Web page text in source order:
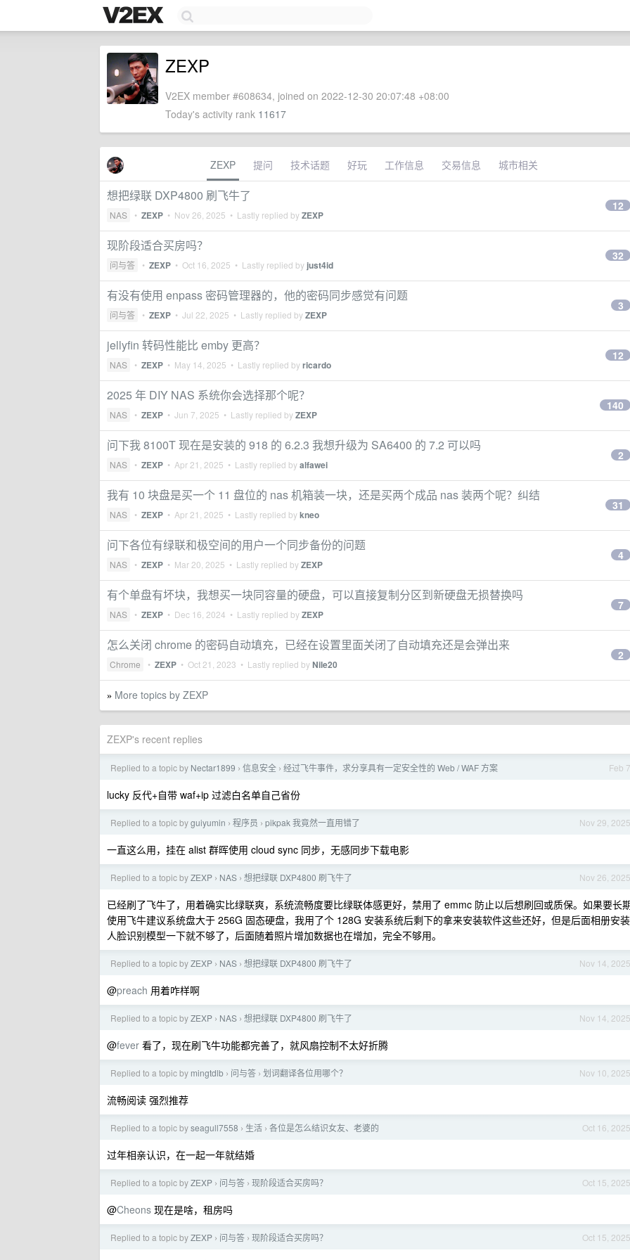
ZEXP
V2EX member #608634, joined on 2022-12-30 20:07:48 +08:00
Today's activity rank 11617
ZEXP 提问 技术话题 好玩 工作信息 交易信息 城市相关
想把绿联 DXP4800 刷飞牛了
NAS • ZEXP • Nov 26, 2025 • Lastly replied byZEXP
12
现阶段适合买房吗？
问与答 • ZEXP • Oct 16, 2025 • Lastly replied by just4id
32
有没有使用 enpass 密码管理器的，他的密码同步感觉有问题
问与答 • ZEXP • Jul 22, 2025 • Lastly replied byZEXP
3
jellyfin 转码性能比 emby 更高？
NAS • ZEXP • May 14, 2025 • Lastly replied byricardo
12
2025 年 DIY NAS 系统你会选择那个呢？
NAS • ZEXP • Jun 7, 2025 • Lastly replied byZEXP
140
问下我 8100T 现在是安装的 918 的 6.2.3 我想升级为 SA6400 的 7.2 可以吗
NAS • ZEXP • Apr 21, 2025 • Lastly replied byalfawei
2
我有 10 块盘是买一个 11 盘位的 nas 机箱装一块，还是买两个成品 nas 装两个呢？纠结
NAS • ZEXP • Apr 21, 2025 • Lastly replied bykneo
31
问下各位有绿联和极空间的用户一个同步备份的问题
NAS • ZEXP • Mar 20, 2025 • Lastly replied byZEXP
4
有个单盘有坏块，我想买一块同容量的硬盘，可以直接复制分区到新硬盘无损替换吗
NAS • ZEXP • Dec 16, 2024 • Lastly replied byZEXP
7
怎么关闭 chrome 的密码自动填充，已经在设置里面关闭了自动填充还是会弹出来
Chrome • ZEXP • Oct 21, 2023 • Lastly replied byNile20
2
» More topics by ZEXP
ZEXP's recent replies
Feb 7
Replied to a topic by Nectar1899 › 信息安全 › 经过飞牛事件，求分享具有一定安全性的 Web / WAF 方案
lucky 反代+自带 waf+ip 过滤白名单自己省份
Nov 29, 2025
Replied to a topic byguiyumin › 程序员 › pikpak 我竟然一直用错了
一直这么用，挂在 alist 群晖使用 cloud sync 同步，无感同步下载电影
Nov 26, 2025
Replied to a topic byZEXP › NAS › 想把绿联 DXP4800 刷飞牛了
已经刷了飞牛了，用着确实比绿联爽，系统流畅度要比绿联体感更好，禁用了 emmc 防止以后想刷回或质保。如果要长
使用飞牛建议系统盘大于 256G 固态硬盘，我用了个 128G 安装系统后剩下的拿来安装软件这些还好，但是后面相册安装
人脸识别模型一下就不够了，后面随着照片增加数据也在增加，完全不够用。
Nov 14, 2025
Replied to a topic byZEXP › NAS › 想把绿联 DXP4800 刷飞牛了
@preach 用着咋样啊
Nov 14, 2025
Replied to a topic byZEXP › NAS › 想把绿联 DXP4800 刷飞牛了
@fever 看了，现在刷飞牛功能都完善了，就风扇控制不太好折腾
Nov 10, 2025
Replied to a topic by mingtdlb › 问与答 › 划词翻译各位用哪个？
流畅阅读 强烈推荐
Oct 16, 2025
Replied to a topic byseagull7558 › 生活 › 各位是怎么结识女友、老婆的
过年相亲认识，在一起一年就结婚
Oct 15, 2025
Replied to a topic byZEXP › 问与答 › 现阶段适合买房吗？
@Cheons 现在是啥，租房吗
Oct 15, 2025
Replied to a topic byZEXP › 问与答 › 现阶段适合买房吗？